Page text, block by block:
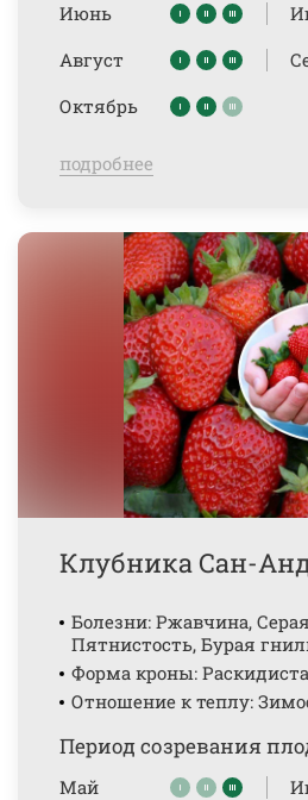
Июнь
Август
Октябрь
подробнее
Клубника Сан-
Болезни: Ржавчина,
Пятнистость, Бурая
Форма кроны:
Отношение к теплу:
Период созревания
Май